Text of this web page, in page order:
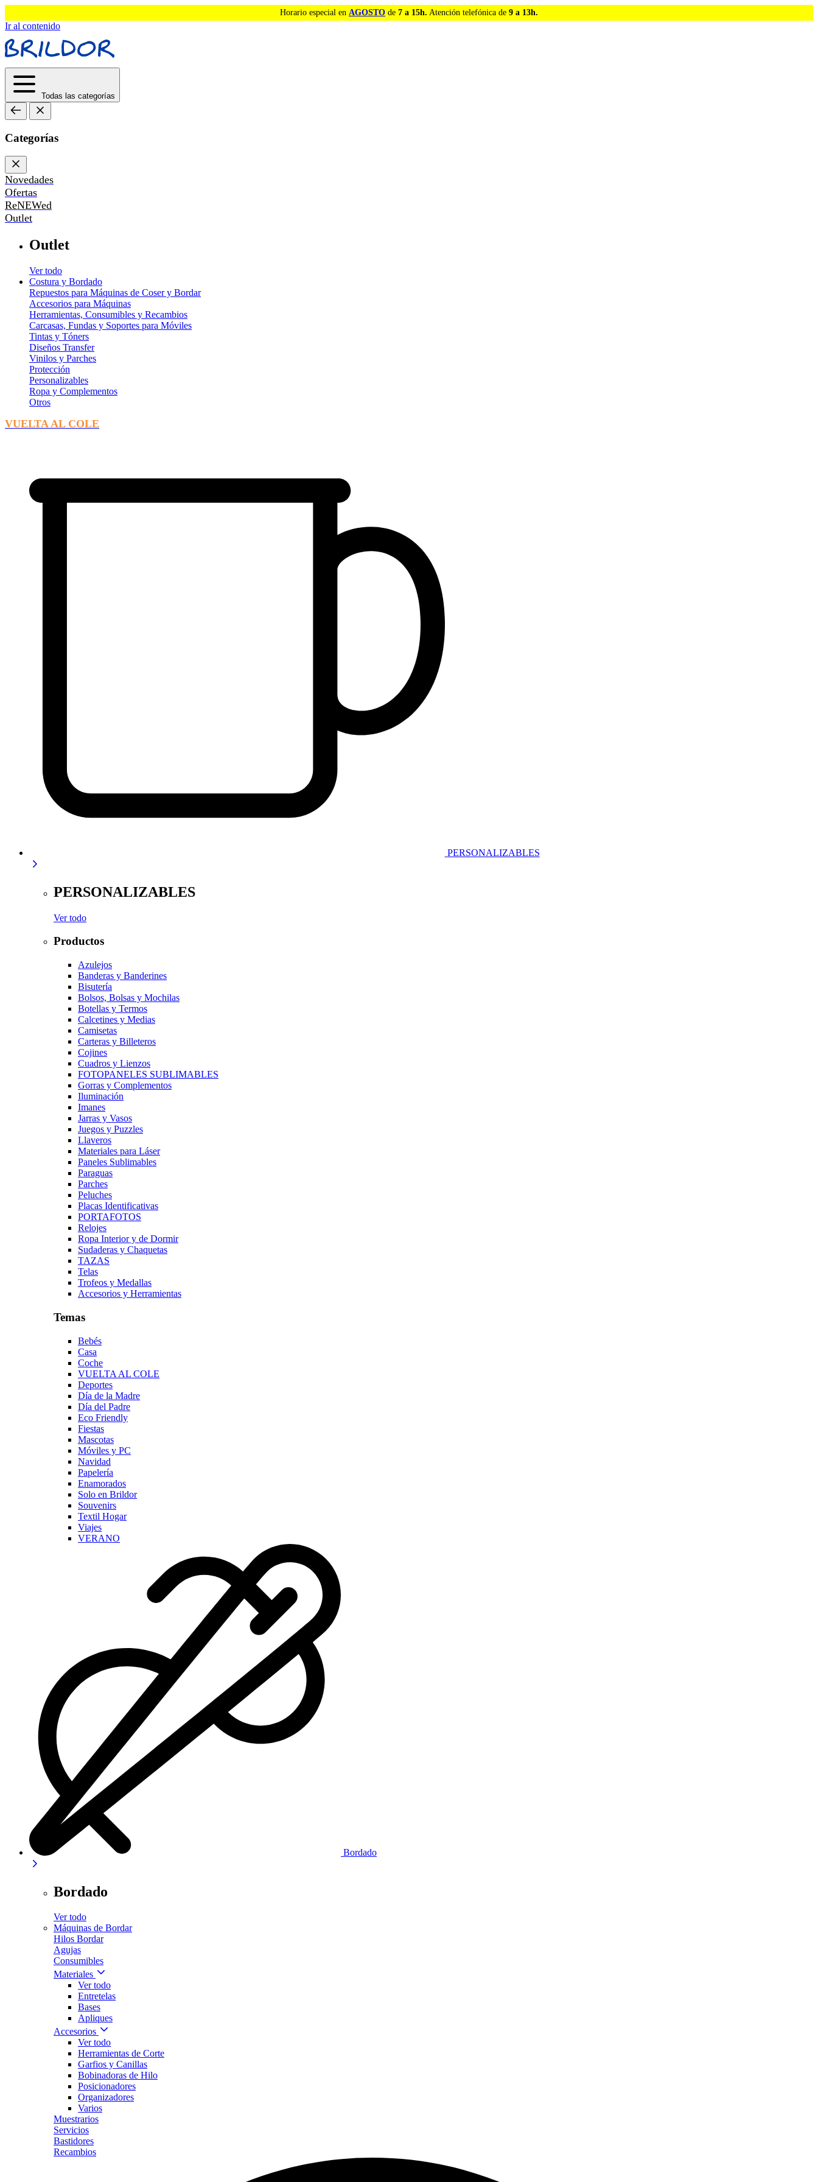
Horario especial en AGOSTO de 7 a 15h. Atención telefónica de 9 a 13h.
Ir al contenido
Todas las categorías
Categorías
Novedades
Ofertas
ReNEWed
Outlet
Outlet
Ver todo
Costura y Bordado
Repuestos para Máquinas de Coser y Bordar
Accesorios para Máquinas
Herramientas, Consumibles y Recambios
Carcasas, Fundas y Soportes para Móviles
Tintas y Tóners
Diseños Transfer
Vinilos y Parches
Protección
Personalizables
Ropa y Complementos
Otros
VUELTA AL COLE
PERSONALIZABLES
PERSONALIZABLES
Ver todo
Productos
Azulejos
Banderas y Banderines
Bisutería
Bolsos, Bolsas y Mochilas
Botellas y Termos
Calcetines y Medias
Camisetas
Carteras y Billeteros
Cojines
Cuadros y Lienzos
FOTOPANELES SUBLIMABLES
Gorras y Complementos
Iluminación
Imanes
Jarras y Vasos
Juegos y Puzzles
Llaveros
Materiales para Láser
Paneles Sublimables
Paraguas
Parches
Peluches
Placas Identificativas
PORTAFOTOS
Relojes
Ropa Interior y de Dormir
Sudaderas y Chaquetas
TAZAS
Telas
Trofeos y Medallas
Accesorios y Herramientas
Temas
Bebés
Casa
Coche
VUELTA AL COLE
Deportes
Día de la Madre
Día del Padre
Eco Friendly
Fiestas
Mascotas
Móviles y PC
Navidad
Papelería
Enamorados
Solo en Brildor
Souvenirs
Textil Hogar
Viajes
VERANO
Bordado
Bordado
Ver todo
Máquinas de Bordar
Hilos Bordar
Agujas
Consumibles
Materiales
Ver todo
Entretelas
Bases
Apliques
Accesorios
Ver todo
Herramientas de Corte
Garfios y Canillas
Bobinadoras de Hilo
Posicionadores
Organizadores
Varios
Muestrarios
Servicios
Bastidores
Recambios